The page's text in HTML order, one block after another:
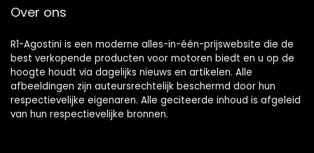
Over ons
R1-Agostini is een moderne alles-in-één-prijswebsite die de
best verkopende producten voor motoren biedt en u op de
hoogte houdt via dagelijks nieuws en artikelen. Alle
afbeeldingen zijn auteursrechtelijk beschermd door hun
respectievelijke eigenaren. Alle geciteerde inhoud is afgeleid
van hun respectievelijke bronnen.